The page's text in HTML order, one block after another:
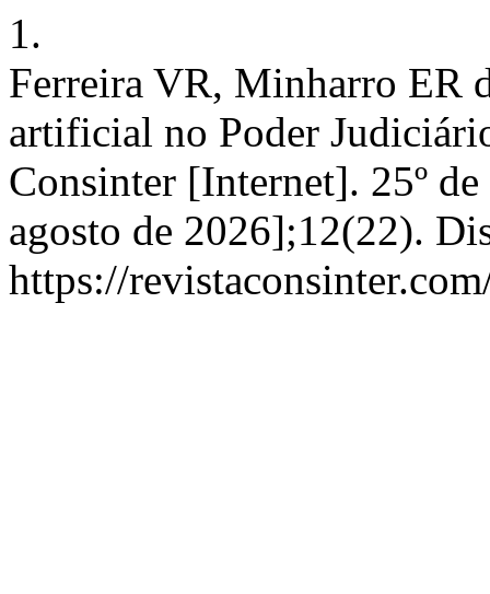
1.
Ferreira VR, Minharro ER
artificial no Poder
Consinter [Internet]. 25º
agosto de 2026];12(22).
https://